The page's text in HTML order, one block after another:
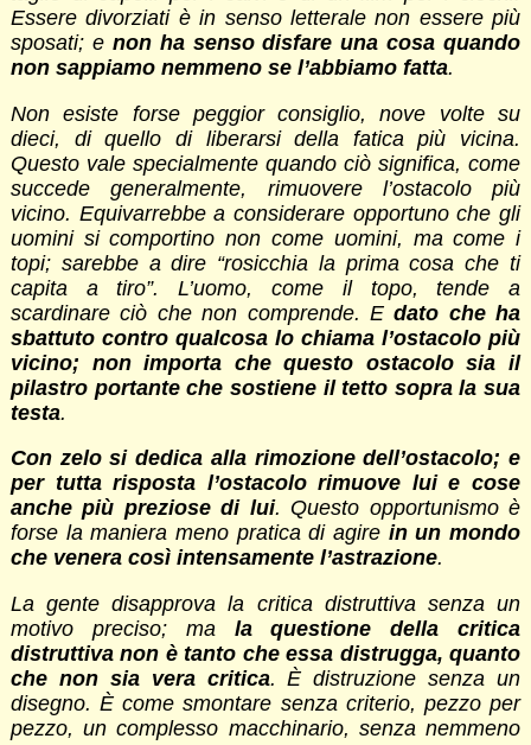
Essere divorziati è in senso letterale non essere più
sposati; e non ha senso disfare una cosa quando
non sappiamo nemmeno se l’abbiamo fatta.
Non esiste forse peggior consiglio, nove volte su
dieci, di quello di liberarsi della fatica più vicina.
Questo vale specialmente quando ciò significa, come
succede generalmente, rimuovere l’ostacolo più
vicino. Equivarrebbe a considerare opportuno che gli
uomini si comportino non come uomini, ma come i
topi; sarebbe a dire “rosicchia la prima cosa che ti
capita a tiro”. L’uomo, come il topo, tende a
scardinare ciò che non comprende. Edato che ha
sbattuto contro qualcosa lo chiama l’ostacolo più
vicino; non importa che questo ostacolo sia il
pilastro portante che sostiene il tetto sopra la sua
testa.
Con zelo si dedica alla rimozione dell’ostacolo; e
per tutta risposta l’ostacolo rimuove lui e cose
anche più preziose di lui. Questo opportunismo è
forse la maniera meno pratica di agire in un mondo
che venera così intensamente l’astrazione.
La gente disapprova la critica distruttiva senza un
motivo preciso; ma la questione della critica
distruttiva non è tanto che essa distrugga, quanto
che non sia vera critica. È distruzione senza un
disegno. È come smontare senza criterio, pezzo per
pezzo, un complesso macchinario, senza nemmeno